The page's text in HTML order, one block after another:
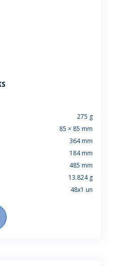
275 g
85 × 85 mm
364 mm
184 mm
485 mm
13.824 g
48x1 un